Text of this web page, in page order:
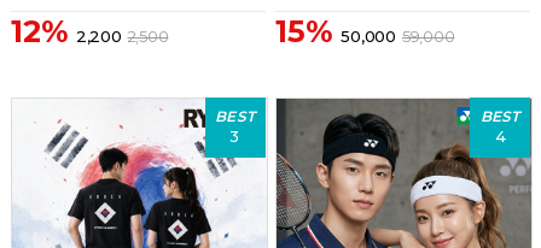
12% 2,200 2,500 15% 50,000 59,000
BEST
3
BEST
4